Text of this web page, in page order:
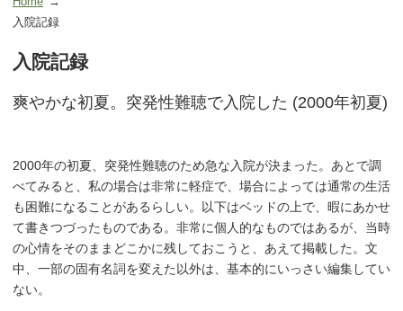
入院記録
入院記録
爽やかな初夏。突発性難聴で入院した (2000年初夏)
2000年の初夏、突発性難聴のため急な入院が決まった。あとで調
べてみると、私の場合は非常に軽症で、場合によっては通常の生活
も困難になることがあるらしい。以下はベッドの上で、暇にあかせ
て書きつづったものである。非常に個人的なものではあるが、当時
の心情をそのままどこかに残しておこうと、あえて掲載した。文
中、一部の固有名詞を変えた以外は、基本的にいっさい編集してい
ない。